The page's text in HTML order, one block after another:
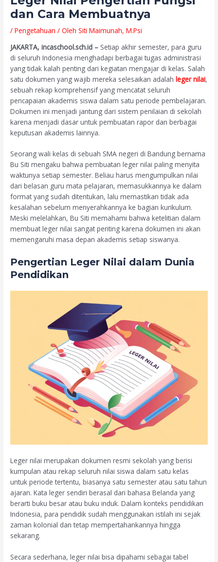
dan Cara Membuatnya
/Pengetahuan / OlehSiti Maimunah, M.Psi
JAKARTA, incaschool.sch.id – Setiap akhir semester, para guru
di seluruh Indonesia menghadapi berbagai tugas administrasi
yang tidak kalah penting dari kegiatan mengajar di kelas. Salah
satu dokumen yang wajib mereka selesaikan adalahleger nilai,
sebuah rekap komprehensif yang mencatat seluruh
pencapaian akademis siswa dalam satu periode pembelajaran.
Dokumen ini menjadi jantung dari sistem penilaian di sekolah
karena menjadi dasar untuk pembuatan rapor dan berbagai
keputusan akademis lainnya.
Seorang wali kelas di sebuah SMA negeri di Bandung bernama
Bu Siti mengaku bahwa pembuatan leger nilai paling menyita
waktunya setiap semester. Beliau harus mengumpulkan nilai
dari belasan guru mata pelajaran, memasukkannya ke dalam
format yang sudah ditentukan, lalu memastikan tidak ada
kesalahan sebelum menyerahkannya ke bagian kurikulum.
Meski melelahkan, Bu Siti memahami bahwa ketelitian dalam
membuat leger nilai sangat penting karena dokumen ini akan
memengaruhi masa depan akademis setiap siswanya.
Pengertian Leger Nilai dalam Dunia
Pendidikan
Leger nilai merupakan dokumen resmi sekolah yang berisi
kumpulan atau rekap seluruh nilai siswa dalam satu kelas
untuk periode tertentu, biasanya satu semester atau satu tahun
ajaran. Kata leger sendiri berasal dari bahasa Belanda yang
berarti buku besar atau buku induk. Dalam konteks pendidikan
Indonesia, para pendidik sudah menggunakan istilah ini sejak
zaman kolonial dan tetap mempertahankannya hingga
sekarang.
Secara sederhana, leger nilai bisa dipahami sebagai tabel